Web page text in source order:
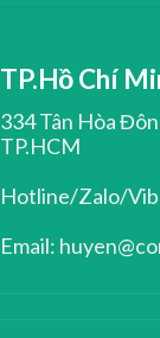
TP.Hồ Chí
334 Tân Hòa
TP.HCM
Hotline/Zalo/
Email: